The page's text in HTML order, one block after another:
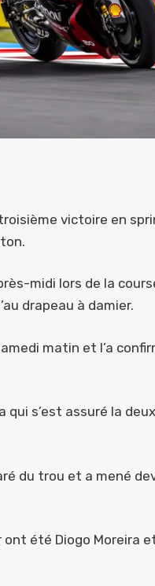
victoire en
midi lors de la
drapeau à damier.
matin et l’a
qui s’est assuré la
du trou et a mené
été Diogo Moreira